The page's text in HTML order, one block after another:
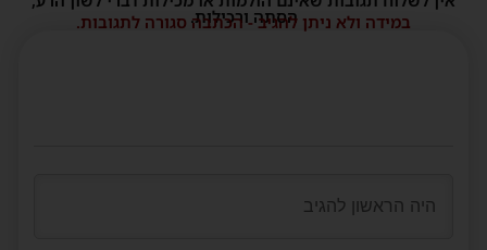
הסתה ורכילות.
במידה ולא ניתן להגיב - הכתבה סגורה לתגובות.